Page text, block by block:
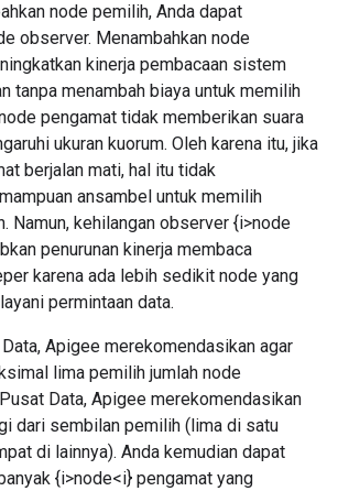
node pemilih, Anda dapat
observer. Menambahkan node
kinerja pembacaan sistem
tanpa menambah biaya untuk memilih
pengamat tidak memberikan suara
ukuran kuorum. Oleh karena itu, jika
berjalan mati, hal itu tidak
ansambel untuk memilih
Namun, kehilangan observer {i>node
penurunan kinerja membaca
karena ada lebih sedikit node yang
permintaan data.
Apigee merekomendasikan agar
lima pemilih jumlah node
Data, Apigee merekomendasikan
dari sembilan pemilih (lima di satu
di lainnya). Anda kemudian dapat
{i>node<i} pengamat yang